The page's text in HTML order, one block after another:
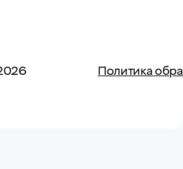
Политика